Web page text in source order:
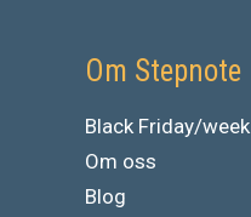
Om Stepnote
Black Friday/week
Om oss
Blog